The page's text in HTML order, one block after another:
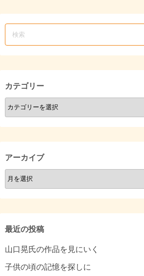
カテゴリー
カ
テ
ゴ
リ
ー
アーカイブ
ア
ー
カ
イ
ブ
最近の投稿
山口晃氏の作品を見にいく
子供の頃の記憶を探しに